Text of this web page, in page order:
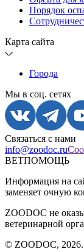
Порядок
Карта сайта
Города
Мы в соц. сетях
Связаться с нами
info@zoodoc.ru
ВЕТПОМОЩЬ
Информация на
заменяет очную
ZOODOC не
ветеринарной
© ZOODOC, 2026.